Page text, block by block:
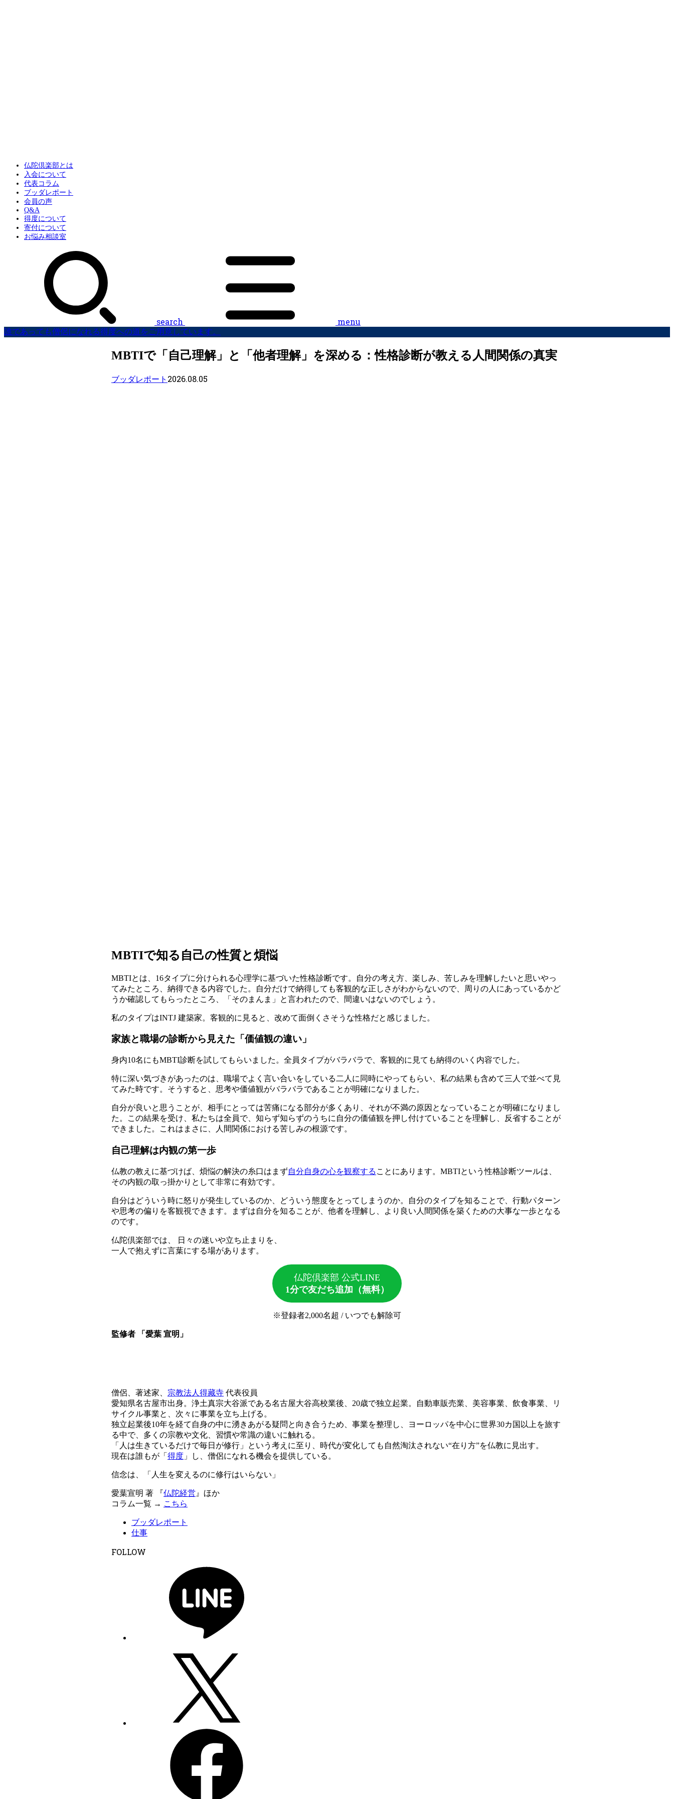
仏陀倶楽部とは
入会について
代表コラム
ブッダレポート
会員の声
Q&A
得度について
寄付について
お悩み相談室
search menu
誰であっても僧侶になれる得度への道をご用意しています。
MBTIで「自己理解」と「他者理解」を深める：性格診断が教える人間関係の真実
ブッダレポート 2026.08.05
MBTIで知る自己の性質と煩悩
MBTIとは、16タイプに分けられる心理学に基づいた性格診断です。自分の考え方、楽しみ、苦しみを理解したいと思いやっ
てみたところ、納得できる内容でした。自分だけで納得しても客観的な正しさがわからないので、周りの人にあっているかど
うか確認してもらったところ、「そのまんま」と言われたので、間違いはないのでしょう。
私のタイプはINTJ 建築家。客観的に見ると、改めて面倒くさそうな性格だと感じました。
家族と職場の診断から見えた「価値観の違い」
身内10名にもMBTI診断を試してもらいました。全員タイプがバラバラで、客観的に見ても納得のいく内容でした。
特に深い気づきがあったのは、職場でよく言い合いをしている二人に同時にやってもらい、私の結果も含めて三人で並べて見
てみた時です。そうすると、思考や価値観がバラバラであることが明確になりました。
自分が良いと思うことが、相手にとっては苦痛になる部分が多くあり、それが不満の原因となっていることが明確になりまし
た。この結果を受け、私たちは全員で、知らず知らずのうちに 自分の価値観を押し付けていることを理解し、反省する ことが
できました。これはまさに、人間関係における苦しみの根源です。
自己理解は内観の第一歩
仏教の教えに基づけば、煩悩の解決の糸口はまず自分自身の心を観察する ことにあります。MBTIという性格診断ツールは、
その内観の取っ掛かりとして非常に有効です。
自分はどういう時に怒りが発生しているのか、どういう態度をとってしまうのか。自分のタイプを知ることで、行動パターン
や思考の偏りを客観視できます。まずは自分を知ることが、 他者を理解し、より良い人間関係を築く ための大事な一歩となる
のです。
仏陀倶楽部では、 日々の迷いや立ち止まりを、
一人で抱えずに言葉にする場があります。
仏陀倶楽部 公式LINE
1分で友だち追加（無料）
※登録者2,000名超 / いつでも解除可
監修者 「愛葉 宣明」
僧侶、著述家、 宗教法人得藏寺 代表役員
愛知県名古屋市出身。浄土真宗大谷派である名古屋大谷高校業後、20歳で独立起業。自動車販売業、美容事業、飲食事業、リ
サイクル事業と、次々に事業を立ち上げる。
独立起業後10年を経て自身の中に湧きあがる疑問と向き合うため、事業を整理し、ヨーロッパを中心に世界30カ国以上を旅す
る中で、多くの宗教や文化、習慣や常識の違いに触れる。
「人は生きているだけで毎日が修行」という考えに至り、時代が変化しても自然淘汰されない“在り方”を仏教に見出す。
現在は誰もが「 得度 」し、僧侶になれる機会を提供している。
信念は、「人生を変えるのに修行はいらない」
愛葉宣明 著 『仏陀経営 』ほか
コラム一覧 → こちら
ブッダレポート
仕事
FOLLOW